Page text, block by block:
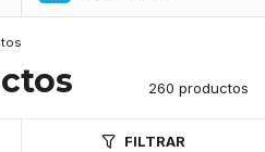
260 productos
FILTRAR